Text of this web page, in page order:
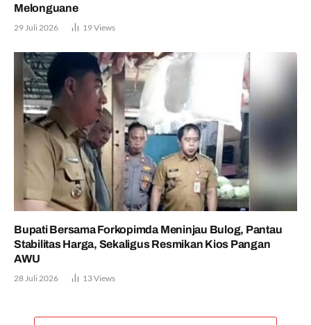
Melonguane
29 Juli 2026 19Views
Bupati Bersama Forkopimda Meninjau Bulog, Pantau
Stabilitas Harga, Sekaligus Resmikan Kios Pangan
AWU
28 Juli 2026 13Views